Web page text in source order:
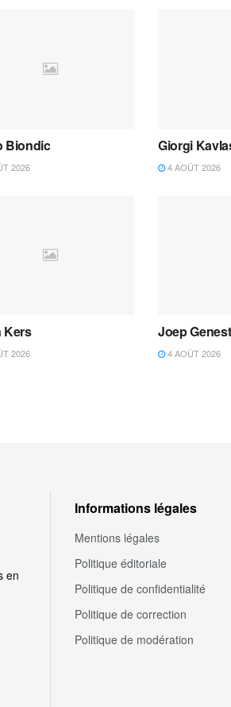
Biondic
2026
Giorgi
4 AOÛT 2026
Kers
2026
Joep
4 AOÛT 2026
en
Informations légales
Mentions légales
Politique éditoriale
Politique de confidentialité
Politique de correction
Politique de modération